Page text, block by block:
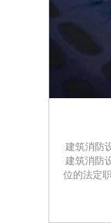
建筑消防
建筑消防
位的法定
当完整准
五条、